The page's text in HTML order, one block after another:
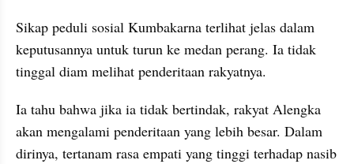
Sikap peduli sosial Kumbakarna terlihat jelas dalam
keputusannya untuk turun ke medan perang. Ia tidak
tinggal diam melihat penderitaan rakyatnya.
Ia tahu bahwa jika ia tidak bertindak, rakyat Alengka
akan mengalami penderitaan yang lebih besar. Dalam
dirinya, tertanam rasa empati yang tinggi terhadap nasib